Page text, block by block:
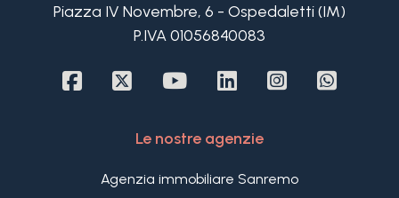
soggiorno con angolo cottura ed ingresso
indipendente dal giardino, disimpegno, ripostiglio e
Il cortile di circa 300 m2 circonda la Villa in vendita
per una terza macchina, attualmente adibito a
Piazza IV Novembre, 6 - Ospedaletti (IM)
P.IVA 01056840083
Le nostre agenzie
Agenzia immobiliare Sanremo